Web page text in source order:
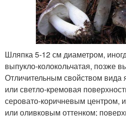
Шляпка 5-12 см диаметром,
выпукло-колокольчатая, позже
Отличительным свойством вида
или светло-кремовая
серовато-коричневым центром,
или оливковым оттенком;